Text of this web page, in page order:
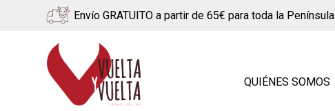
Envío GRATUITO a partir de 65€ para toda la Península
Ir
a
navegación
Ir
al
contenido
QUIÉNES SOMOS